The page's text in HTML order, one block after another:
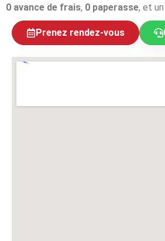
0 avance de frais, 0 paperasse, et un
Prenez rendez-vous